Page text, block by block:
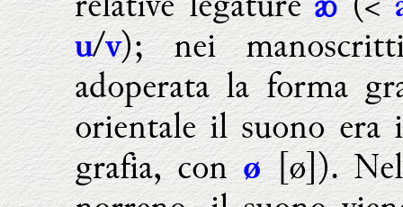
ꜵ
u/v); nei
adoperata la forma
orientale il suono era
grafia, conø[ø]).